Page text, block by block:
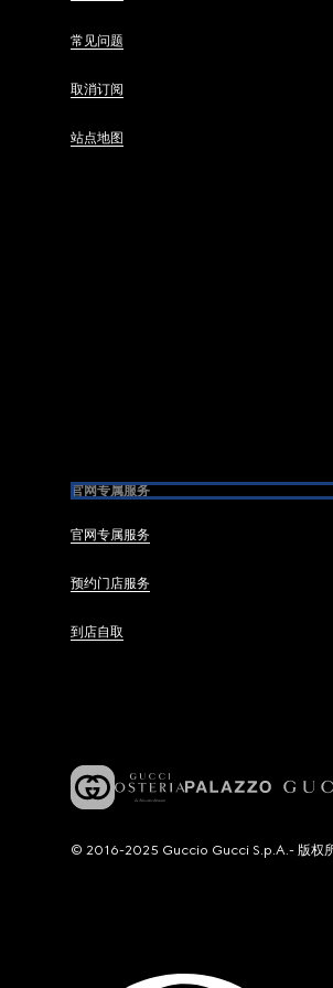
常见问题
取消订阅
站点地图
官网专属服务
官网专属服务
预约门店服务
到店自取
© 2016-2025 Guccio Gucci S.p.A.- 版权